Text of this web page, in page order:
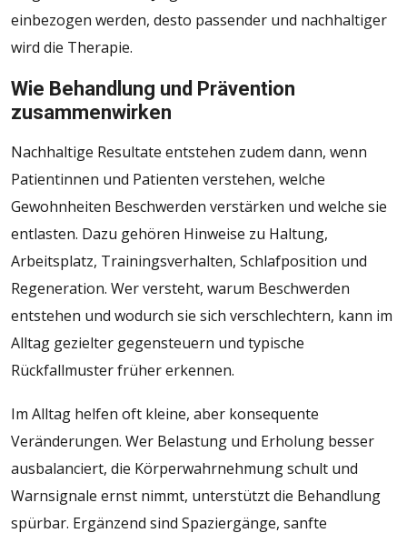
einbezogen werden, desto passender und nachhaltiger
wird die Therapie.
Wie Behandlung und Prävention
zusammenwirken
Nachhaltige Resultate entstehen zudem dann, wenn
Patientinnen und Patienten verstehen, welche
Gewohnheiten Beschwerden verstärken und welche sie
entlasten. Dazu gehören Hinweise zu Haltung,
Arbeitsplatz, Trainingsverhalten, Schlafposition und
Regeneration. Wer versteht, warum Beschwerden
entstehen und wodurch sie sich verschlechtern, kann im
Alltag gezielter gegensteuern und typische
Rückfallmuster früher erkennen.
Im Alltag helfen oft kleine, aber konsequente
Veränderungen. Wer Belastung und Erholung besser
ausbalanciert, die Körperwahrnehmung schult und
Warnsignale ernst nimmt, unterstützt die Behandlung
spürbar. Ergänzend sind Spaziergänge, sanfte